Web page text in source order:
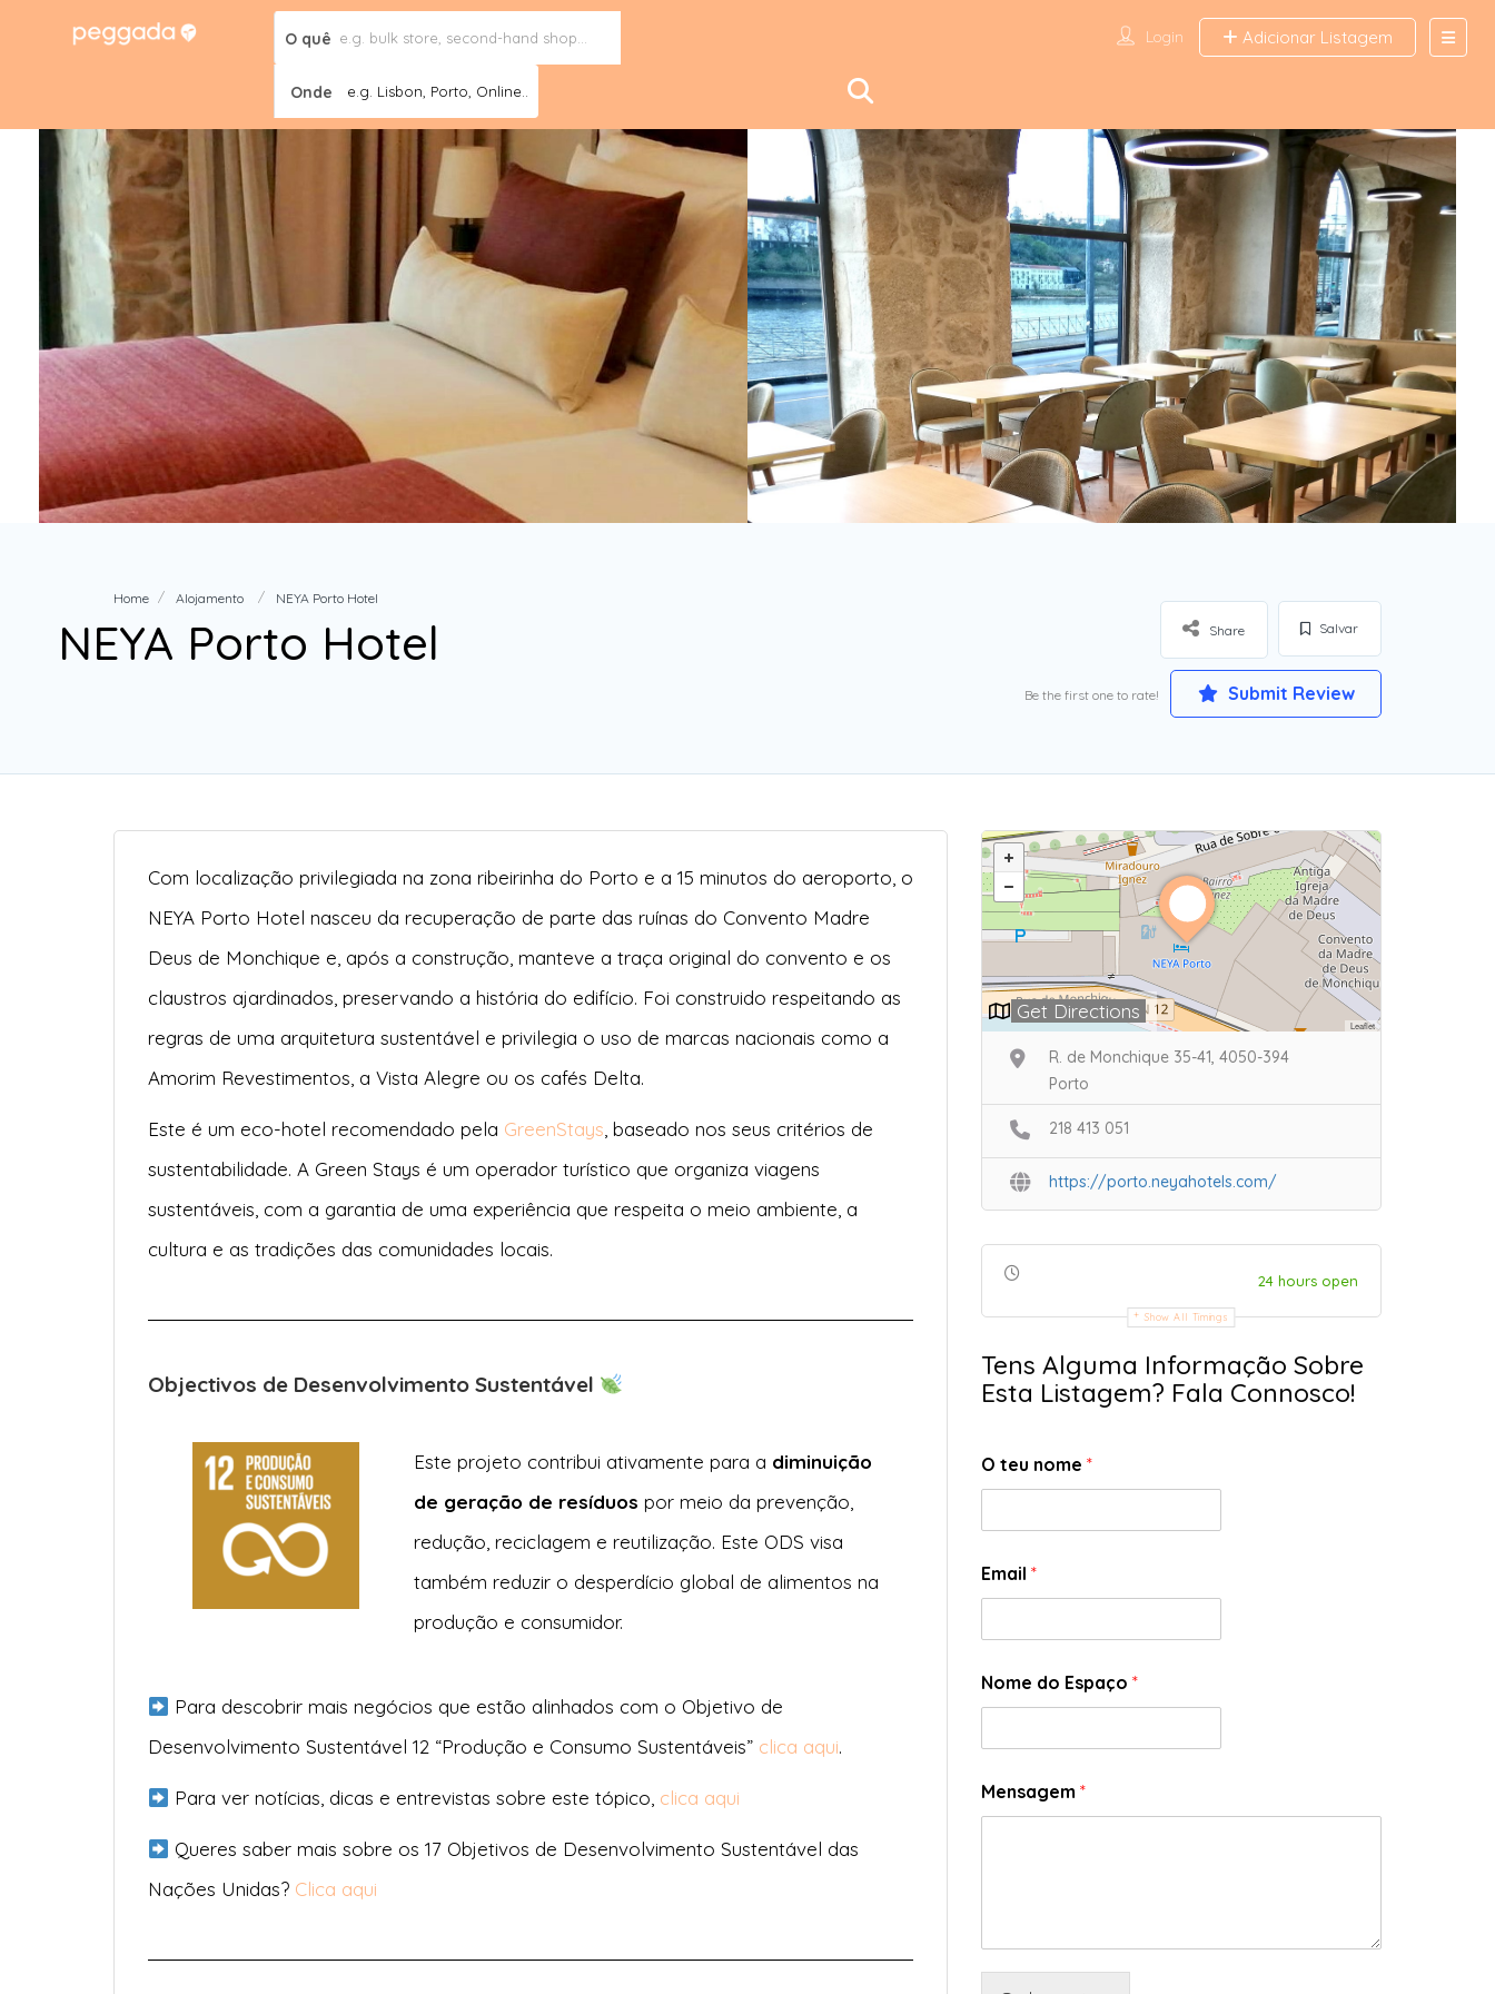
O quê
Onde e.g. Lisbon, Porto, Online..
Login Adicionar Listagem
Home Alojamento NEYA Porto Hotel
NEYA Porto Hotel Salvar
Share
Be the first one to rate! Submit Review
Com localização privilegiada na zona ribeirinha do Porto e a 15 minutos do aeroporto, o
NEYA Porto Hotel nasceu da recuperação de parte das ruínas do Convento Madre
Deus de Monchique e, após a construção, manteve a traça original do convento e os
claustros ajardinados, preservando a história do edifício. Foi construido respeitando as
regras de uma arquitetura sustentável e privilegia o uso de marcas nacionais como a
Amorim Revestimentos, a Vista Alegre ou os cafés Delta.
Este é um eco-hotel recomendado pela GreenStays , baseado nos seus critérios de
sustentabilidade. A Green Stays é um operador turístico que organiza viagens
sustentáveis, com a garantia de uma experiência que respeita o meio ambiente, a
cultura e as tradições das comunidades locais.
Objectivos de Desenvolvimento Sustentável
Este projeto contribui ativamente para a diminuição
de geração de resíduos por meio da prevenção,
redução, reciclagem e reutilização. Este ODS visa
também reduzir o desperdício global de alimentos na
produção e consumidor.
Para descobrir mais negócios que estão alinhados com o Objetivo de
Desenvolvimento Sustentável 12 “Produção e Consumo Sustentáveis” clica aqui.
Para ver notícias, dicas e entrevistas sobre este tópico, clica aqui
Queres saber mais sobre os 17 Objetivos de Desenvolvimento Sustentável das
Nações Unidas? Clica aqui
Leaflet
Get Directions
R. de Monchique 35-41, 4050-394
Porto
218 413 051
https://porto.neyahotels.com/
24 hours open
Show All Timings
Tens Alguma Informação Sobre
Esta Listagem? Fala Connosco!
O teu nome *
Email *
Nome do Espaço *
Mensagem *